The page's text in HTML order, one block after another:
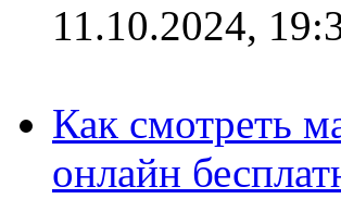
11.10.2024,
Как смотреть
онлайн